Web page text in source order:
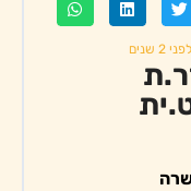
2 שנים